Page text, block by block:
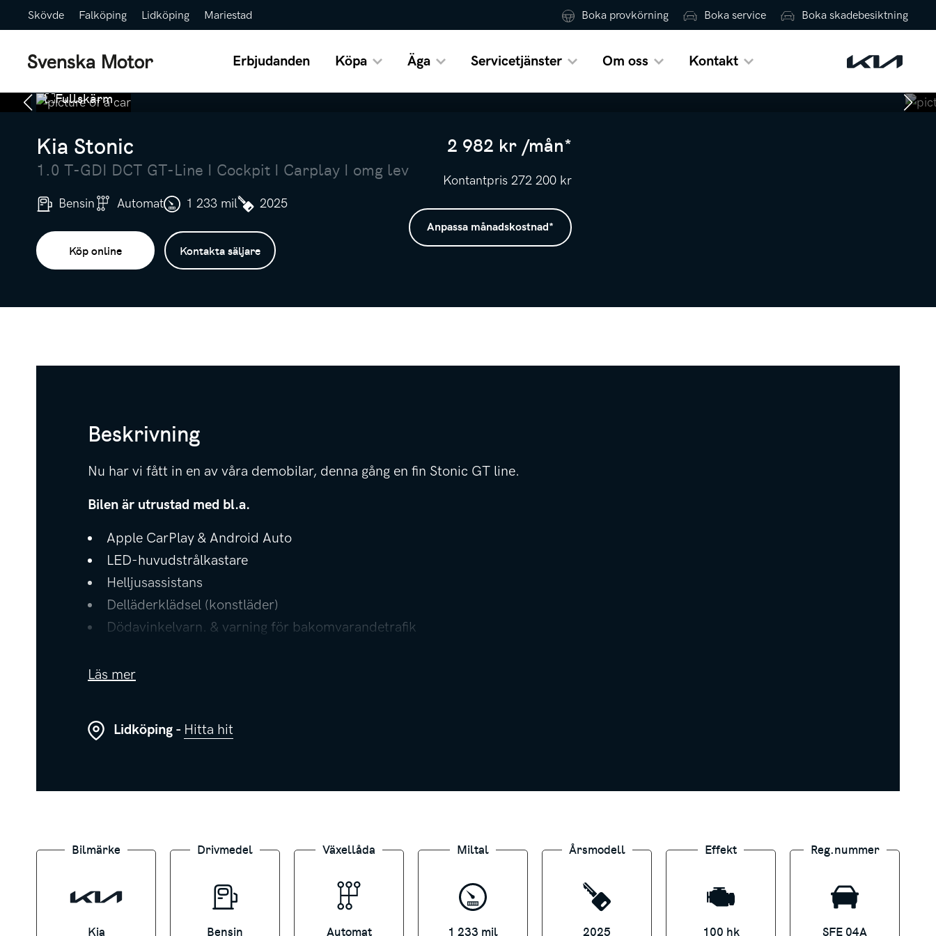
Skövde Falköping Lidköping Mariestad Boka provkörning Boka service Boka skadebesiktning
Erbjudanden Köpa Äga Servicetjänster Om oss Kontakt
Fullskärm
Kia Stonic
1.0 T-GDI DCT GT-Line I Cockpit I Carplay I omg lev
Bensin Automat 1 233 mil 2025
2 982 kr /mån*
Kontantpris 272 200 kr
Anpassa månadskostnad*
Köp online Kontakta säljare
Beskrivning
Nu har vi fått in en av våra demobilar, denna gång en fin Stonic GT line.
Bilen är utrustad med bl.a.
Apple CarPlay & Android Auto
LED-huvudstrålkastare
Helljusassistans
Delläderklädsel (konstläder)
Dödavinkelvarn. & varning för bakomvarandetrafik
Backkamera
- Förbrukning från: 0,45l/mil
Saknar bilen dragkrok, motorvärmare eller någon annan extrautrustning du behöver? Vi hjälper gärna till!
Läs mer
Lidköping - Hitta hit
Bilmärke
Kia
Drivmedel
Bensin
Växellåda
Automat
Miltal
1 233 mil
Årsmodell
2025
Effekt
100 hk
Reg.nummer
SFE 04A